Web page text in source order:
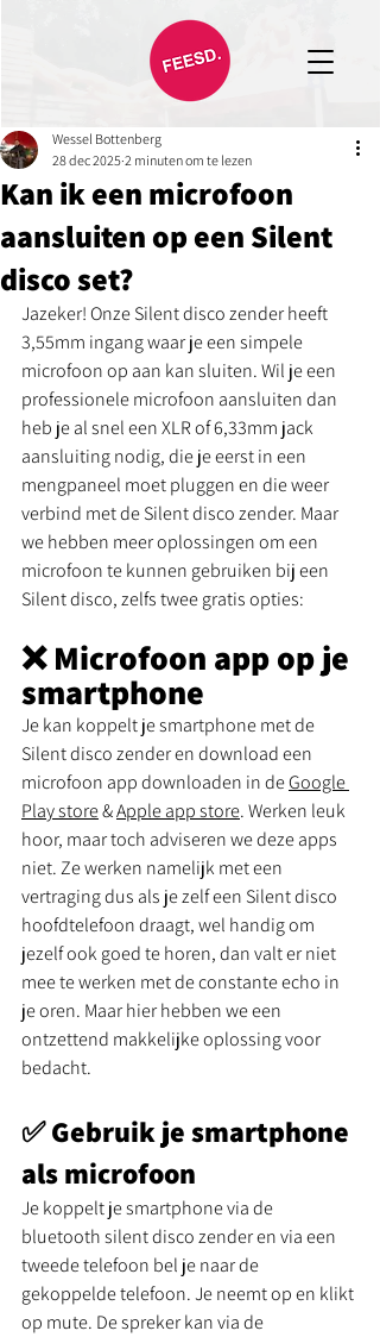
Kan ik een microfoon
aansluiten op een Silent
disco set?
Wessel Bottenberg
28 dec 2025 2 minuten om te lezen
Jazeker! Onze Silent disco zender heeft
3,55mm ingang waar je een simpele
microfoon op aan kan sluiten. Wil je een
professionele microfoon aansluiten dan
heb je al snel een XLR of 6,33mm jack
aansluiting nodig, die je eerst in een
mengpaneel moet pluggen en die weer
verbind met de Silent disco zender. Maar
we hebben meer oplossingen om een
microfoon te kunnen gebruiken bij een
Silent disco, zelfs twee gratis opties:
❌ Microfoon app op je
smartphone
Je kan koppelt je smartphone met de
Silent disco zender en download een
microfoon app downloaden in de Google
Play store & Apple app store. Werken leuk
hoor, maar toch adviseren we deze apps
niet. Ze werken namelijk met een
vertraging dus als je zelf een Silent disco
hoofdtelefoon draagt, wel handig om
jezelf ook goed te horen, dan valt er niet
mee te werken met de constante echo in
je oren. Maar hier hebben we een
ontzettend makkelijke oplossing voor
bedacht.
✅ Gebruik je smartphone
als microfoon
Je koppelt je smartphone via de
bluetooth silent disco zender en via een
tweede telefoon bel je naar de
gekoppelde telefoon. Je neemt op en klikt
op mute. De spreker kan via de